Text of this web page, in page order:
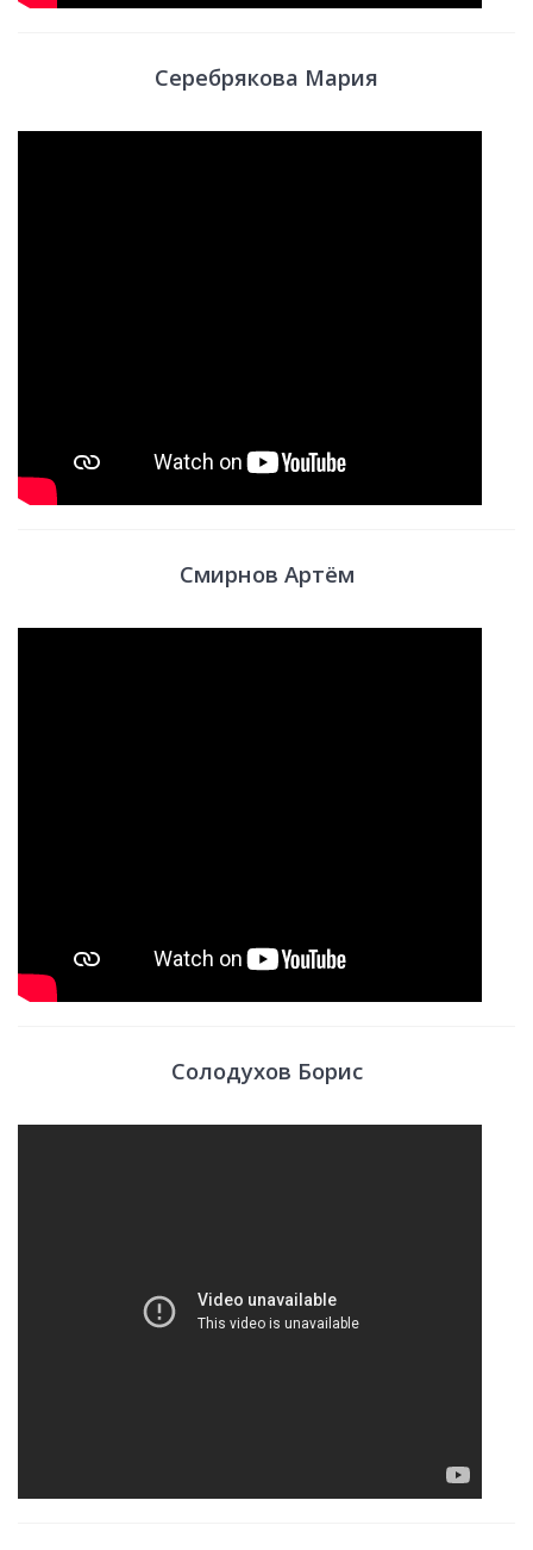
Серебрякова Мария
Смирнов Артём
Солодухов Борис